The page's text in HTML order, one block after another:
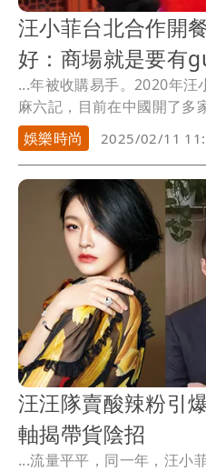
汪小菲台北合作開
好：商場就是要有
...年被收購易手。2020年汪
麻六記，目前在中國開了多
小...
娛樂時尚 2025/02/11
汪汪隊賣酸辣粉引
軸揭帶貨陰招
...流量平平，同一年，汪小